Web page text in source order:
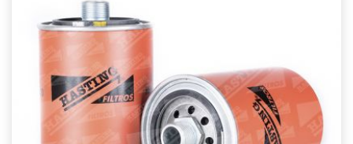
Ver producto